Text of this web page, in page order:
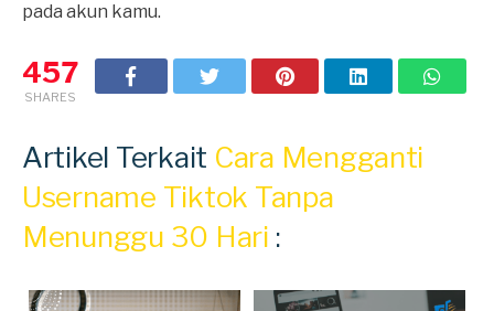
pada akun kamu.
457
SHARES
Artikel Terkait Cara Mengganti
Username Tiktok Tanpa
Menunggu 30 Hari :